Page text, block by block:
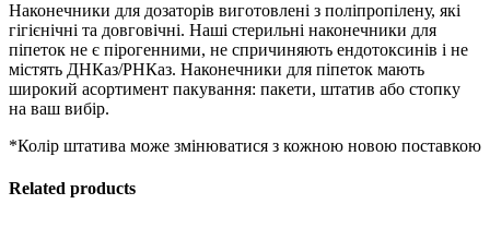
Наконечники для дозаторів виготовлені з поліпропілену, які
гігієнічні та довговічні. Наші стерильні наконечники для
піпеток не є пірогенними, не спричиняють ендотоксинів і не
містять ДНКаз/РНКаз. Наконечники для піпеток мають
широкий асортимент пакування: пакети, штатив або стопку
на ваш вибір.
*Колір штатива може змінюватися з кожною новою поставкою
Related products